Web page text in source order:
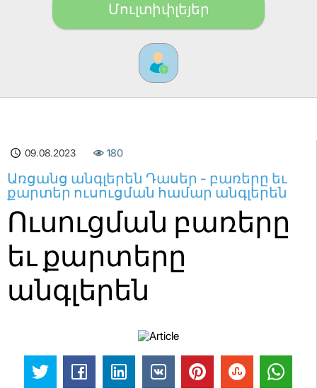
Մուլտիփլեյեր
09.08.2023 180
Առցանց անգլերեն Դասեր - բառերը եւ
քարտեր ուսուցման համար անգլերեն
Ուսուցման բառերը
եւ քարտերը
անգլերեն